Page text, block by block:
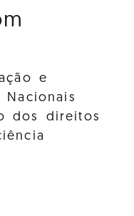
e
Nacionais
dos direitos